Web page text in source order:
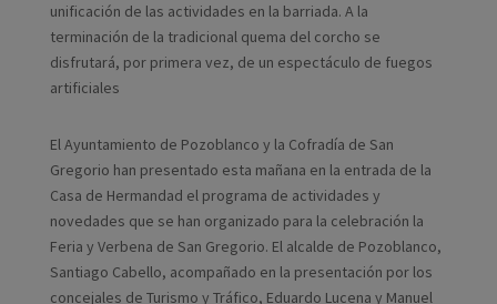
unificación de las actividades en la barriada. A la
terminación de la tradicional quema del corcho se
disfrutará, por primera vez, de un espectáculo de fuegos
artificiales
El Ayuntamiento de Pozoblanco y la Cofradía de San
Gregorio han presentado esta mañana en la entrada de la
Casa de Hermandad el programa de actividades y
novedades que se han organizado para la celebración la
Feria y Verbena de San Gregorio. El alcalde de Pozoblanco,
Santiago Cabello, acompañado en la presentación por los
concejales de Turismo y Tráfico, Eduardo Lucena y Manuel